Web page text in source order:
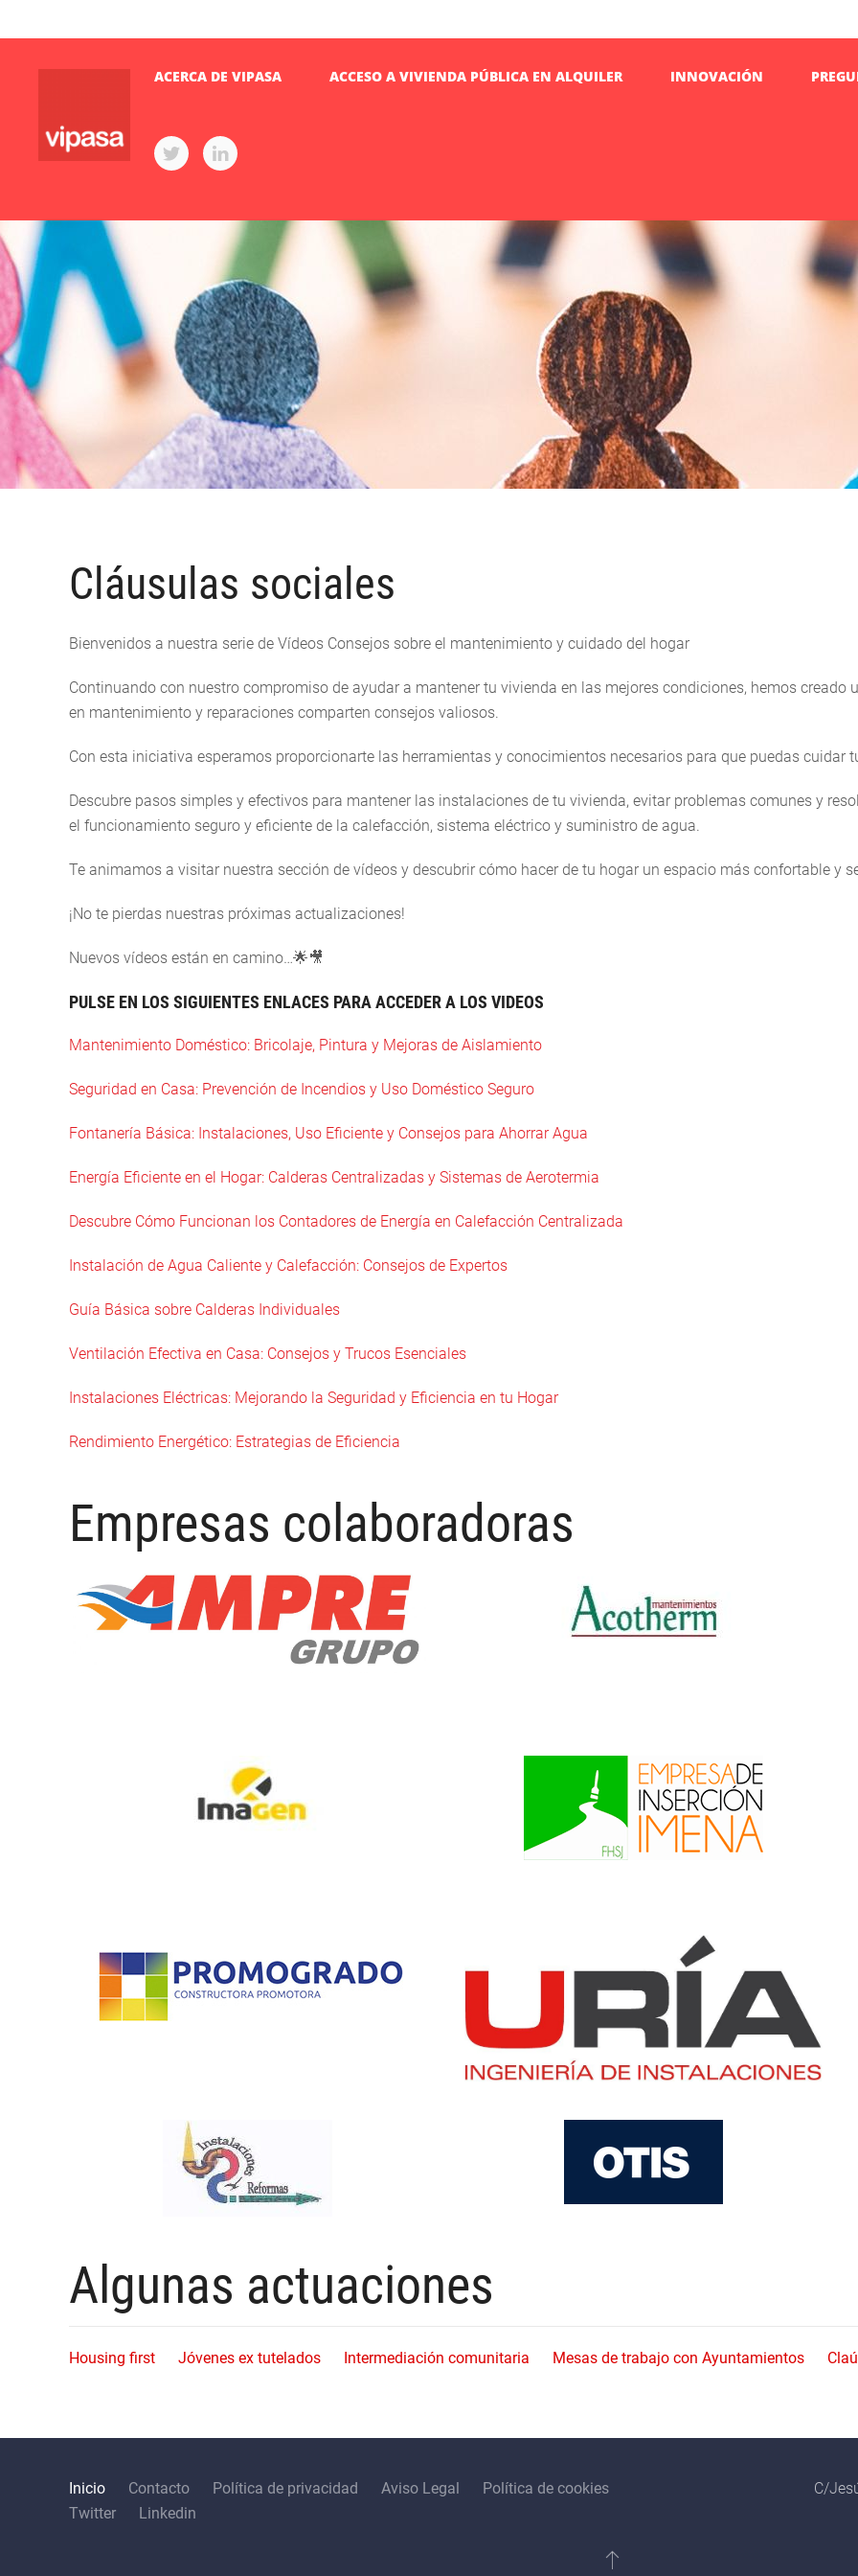
ACERCA DE VIPASA ACCESO A VIVIENDA PÚBLICA EN ALQUILER INNOVACIÓN
Cláusulas sociales
Bienvenidos a nuestra serie de Vídeos Consejos sobre el mantenimiento y cuidado del hogar
Continuando con nuestro compromiso de ayudar a mantener tu vivienda en las mejores condiciones, hemos creado
en mantenimiento y reparaciones comparten consejos valiosos.
Con esta iniciativa esperamos proporcionarte las herramientas y conocimientos necesarios para que puedas cuidar
Descubre pasos simples y efectivos para mantener las instalaciones de tu vivienda, evitar problemas comunes y
el funcionamiento seguro y eficiente de la calefacción, sistema eléctrico y suministro de agua.
Te animamos a visitar nuestra sección de vídeos y descubrir cómo hacer de tu hogar un espacio más confortable y
¡No te pierdas nuestras próximas actualizaciones!
Nuevos vídeos están en camino…🌟🎥
PULSE EN LOS SIGUIENTES ENLACES PARA ACCEDER A LOS VIDEOS
Mantenimiento Doméstico: Bricolaje, Pintura y Mejoras de Aislamiento
Seguridad en Casa: Prevención de Incendios y Uso Doméstico Seguro
Fontanería Básica: Instalaciones, Uso Eficiente y Consejos para Ahorrar Agua
Energía Eficiente en el Hogar: Calderas Centralizadas y Sistemas de Aerotermia
Descubre Cómo Funcionan los Contadores de Energía en Calefacción Centralizada
Instalación de Agua Caliente y Calefacción: Consejos de Expertos
Guía Básica sobre Calderas Individuales
Ventilación Efectiva en Casa: Consejos y Trucos Esenciales
Instalaciones Eléctricas: Mejorando la Seguridad y Eficiencia en tu Hogar
Rendimiento Energético: Estrategias de Eficiencia
Empresas colaboradoras
Algunas actuaciones
Housing first Jóvenes ex tutelados Intermediación comunitaria Mesas de trabajo con Ayuntamientos
Inicio Contacto Política de privacidad Aviso Legal
Política de cookies
Twitter
Linkedin
C/